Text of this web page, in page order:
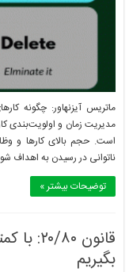
ماتریس آیزنهاور: چگونه
مدیریت زمان و اولویت‌بندی
است. حجم بالای کارها و
ناتوانی در رسیدن به اهداف
توضیحات بیشتر »
قانون
بگیریم